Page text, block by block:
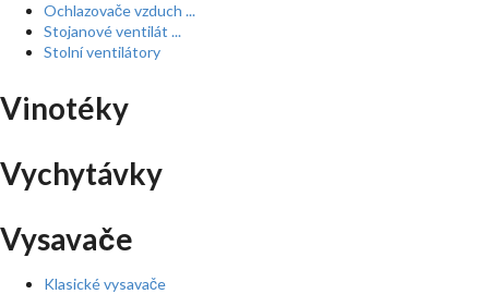
Ochlazovače vzduch ...
Stojanové ventilát ...
Stolní ventilátory
Vinotéky
Vychytávky
Vysavače
Klasické vysavače